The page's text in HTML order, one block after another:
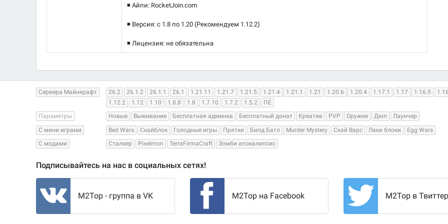
◾ Айпи: RocketJoin.com
◾ Версия: с 1.8 по 1.20 (Рекомендуем 1.12.2)
◾ Лицензия: не обязательна
Сервера Майнкрафт 26.2 26.1.2 26.1.1 26.1 1.21.11 1.21.7 1.21.5 1.21.4 1.21.1 1.21 1.20.6 1.20.4 1.17.1 1.17 1.16.5
1.12.2
1.12 1.10 1.8.8 1.8 1.7.10 1.7.2 1.5.2
ПЕ
Параметры
Новые Выживание Бесплатная админка Бесплатный донат Креатив PVP Оружие Дюп
Лаунчер
С мини играми
Bed Wars Скайблок Голодные игры Прятки Билд Батл Murder Mystery Скай Варс Лаки блоки
Egg Wars
С модами
Сталкер Pixelmon TerraFirmaCraft Зомби апокалипсис
Подписывайтесь на нас в социальных сетях!
M2Top - группа в VK M2Top на Facebook M2Top в